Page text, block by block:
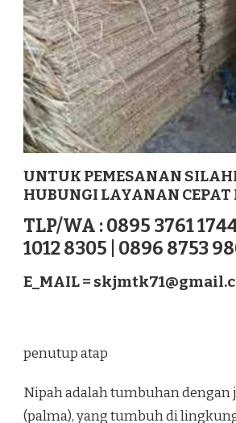
UNTUK PEMESANAN
HUBUNGI LAYANAN
TLP/WA : 0895 3761
1012 8305 | 0896 8753
E_MAIL =
penutup atap
Nipah adalah tumbuhan dengan
(palma), yang tumbuh di